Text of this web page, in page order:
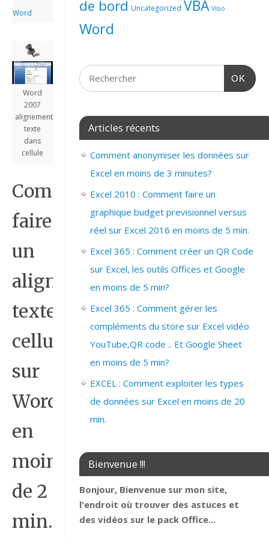
Word
Word
2007
alignement
texte
dans
cellule
Comment
faire
un
alignement
texte
cellule
sur
Word
en
moins
de 2
min.
de bord Uncategorized VBA Visio
Word
OK
Articles récents
Comment anonymiser les données sur
Excel en moins de 3 minutes?
Excel 2010 : Comment faire un
graphique budget previsionnel versus
réel sur Excel 2016 en moins de 5 min.
Excel 365 : Comment créer un QR Code
sur Excel, les outils Offices et Google
en moins de 5 min?
Excel 365 : Comment gérer les
compléments du store sur Excel vidéo
YouTube,QR code .. Et Google Sheet
en moins de 5 min?
EXCEL : Comment exploiter les types
de données sur Excel en moins de 20
min.
Bienvenue !!!
Bonjour, Bienvenue sur mon site,
l'endroit où trouver des astuces et
des vidéos sur le pack Office...